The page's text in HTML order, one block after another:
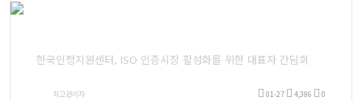
한국인정지원센터, ISO 인증시장 활성화를 위한 대표자 간담회
최고관리자 01-27 4,386 0